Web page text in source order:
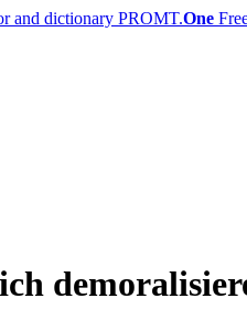
PROMT.One